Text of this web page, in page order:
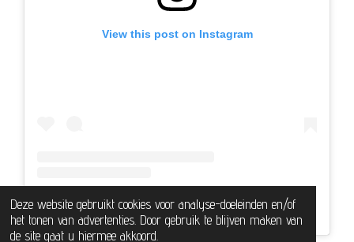
Deze website gebruikt cookies voor analyse-doeleinden en/of
het tonen van advertenties. Door gebruik te blijven maken van
de site gaat u hiermee akkoord.
View this post on Instagram